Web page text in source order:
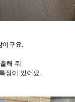
이구요.
해 줘
징이 있어요.